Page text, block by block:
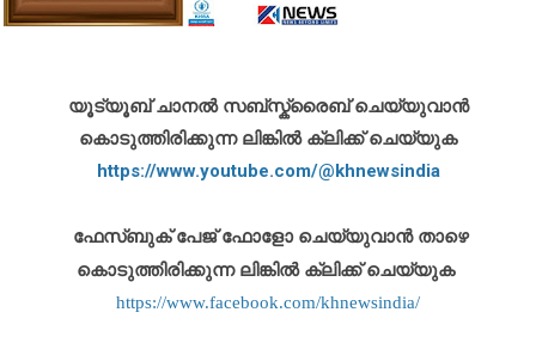
യൂട്യൂബ് ചാനൽ സബ്സ്ക്രൈബ് ചെയ്യുവാൻ
കൊടുത്തിരിക്കുന്ന ലിങ്കിൽ ക്ലിക്ക് ചെയ്യുക
https://www.youtube.com/@khnewsindia
ഫേസ്ബുക് പേജ് ഫോളോ ചെയ്യുവാൻ താഴെ
കൊടുത്തിരിക്കുന്ന ലിങ്കിൽ ക്ലിക്ക് ചെയ്യുക
https://www.facebook.com/khnewsindia/